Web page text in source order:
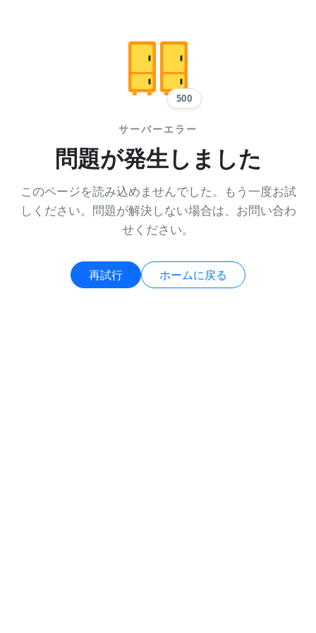
500
サーバーエラー
問題が発生しました
このページを読み込めませんでした。もう一度お試
しください。問題が解決しない場合は、お問い合わ
せください。
再試行 ホームに戻る